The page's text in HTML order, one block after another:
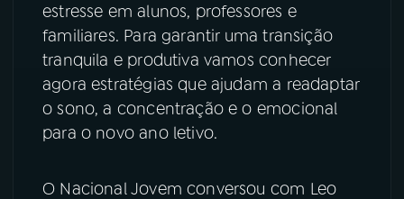
08FESTIVAL DE MÚSICA
ACOMPANHE A RÁDIO NACIONAL
YouTube Facebook
estresse em alunos, professores e
familiares. Para garantir uma transição
tranquila e produtiva vamos conhecer
agora estratégias que ajudam a readaptar
o sono, a concentração e o emocional
para o novo ano letivo.
O Nacional Jovem conversou com Leo